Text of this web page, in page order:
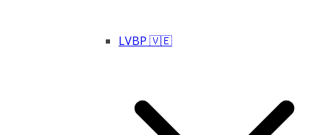
LVBP 🇻🇪